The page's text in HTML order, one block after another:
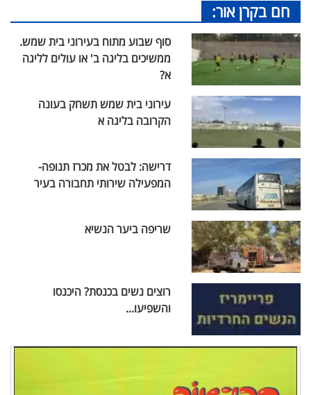
חם בקרן אור:
סוף שבוע מתוח בעירוני בית שמש.
ממשיכים בליגה ב' או עולים לליגה
א?
עירוני בית שמש תשחק בעונה
הקרובה בליגה א
דרישה: לבטל את מכרז תנופה-
המפעילה שירותי תחבורה בעיר
שריפה ביער הנשיא
רוצים נשים בכנסת? היכנסו
והשפיעו...